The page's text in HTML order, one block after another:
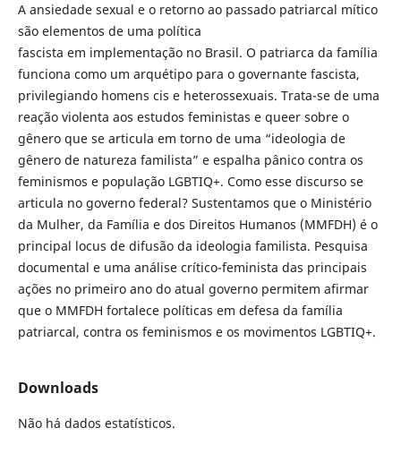
A ansiedade sexual e o retorno ao passado patriarcal mítico
são elementos de uma política
fascista em implementação no Brasil. O patriarca da família
funciona como um arquétipo para o governante fascista,
privilegiando homens cis e heterossexuais. Trata-se de uma
reação violenta aos estudos feministas e queer sobre o
gênero que se articula em torno de uma “ideologia de
gênero de natureza familista” e espalha pânico contra os
feminismos e população LGBTIQ+. Como esse discurso se
articula no governo federal? Sustentamos que o Ministério
da Mulher, da Família e dos Direitos Humanos (MMFDH) é o
principal locus de difusão da ideologia familista. Pesquisa
documental e uma análise crítico-feminista das principais
ações no primeiro ano do atual governo permitem afirmar
que o MMFDH fortalece políticas em defesa da família
patriarcal, contra os feminismos e os movimentos LGBTIQ+.
Downloads
Não há dados estatísticos.